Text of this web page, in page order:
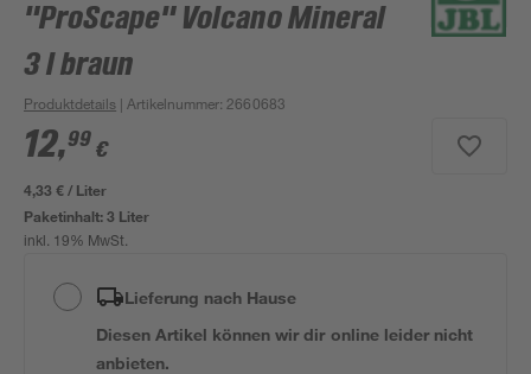
"ProScape" Volcano Mineral
3 l braun
Produktdetails | Artikelnummer: 2660683
12,99 €
4,33 € / Liter
Paketinhalt:3 Liter
inkl. 19% MwSt.
Lieferung nach Hause
Diesen Artikel können wir dir online leider nicht
anbieten.